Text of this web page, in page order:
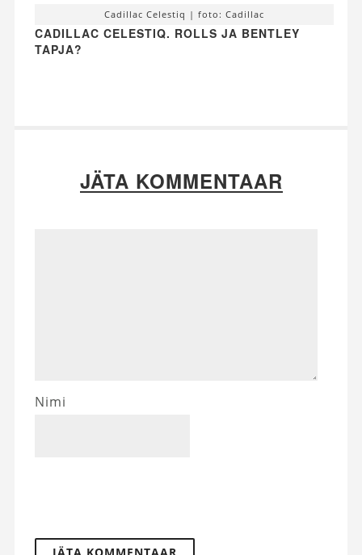
Cadillac Celestiq | foto: Cadillac
CADILLAC CELESTIQ. ROLLS JA BENTLEY
TAPJA?
JÄTA KOMMENTAAR
Nimi